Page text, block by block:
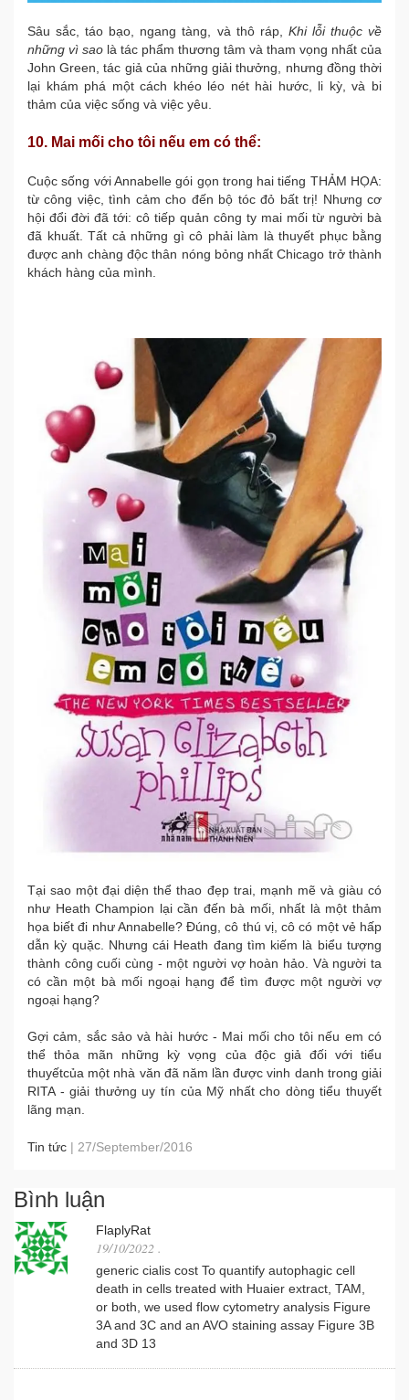
Sâu sắc, táo bạo, ngang tàng, và thô ráp, Khi lỗi thuộc về
những vì sao là tác phẩm thương tâm và tham vọng nhất của
John Green, tác giả của những giải thưởng, nhưng đồng thời
lại khám phá một cách khéo léo nét hài hước, li kỳ, và bi
thảm của việc sống và việc yêu.
10. Mai mối cho tôi nếu em có thể:
Cuộc sống với Annabelle gói gọn trong hai tiếng THẢM HỌA:
từ công việc, tình cảm cho đến bộ tóc đỏ bất trị! Nhưng cơ
hội đổi đời đã tới: cô tiếp quản công ty mai mối từ người bà
đã khuất. Tất cả những gì cô phải làm là thuyết phục bằng
được anh chàng độc thân nóng bỏng nhất Chicago trở thành
khách hàng của mình.
Tại sao một đại diện thể thao đẹp trai, mạnh mẽ và giàu có
như Heath Champion lại cần đến bà mối, nhất là một thảm
họa biết đi như Annabelle? Đúng, cô thú vị, cô có một vẻ hấp
dẫn kỳ quặc. Nhưng cái Heath đang tìm kiếm là biểu tượng
thành công cuối cùng - một người vợ hoàn hảo. Và người ta
có cần một bà mối ngoại hạng để tìm được một người vợ
ngoại hạng?
Gợi cảm, sắc sảo và hài hước - Mai mối cho tôi nếu em có
thể thỏa mãn những kỳ vọng của độc giả đối với tiểu
thuyếtcủa một nhà văn đã năm lần được vinh danh trong giải
RITA - giải thưởng uy tín của Mỹ nhất cho dòng tiểu thuyết
lãng mạn.
Tin tức | 27/September/2016
Bình luận
FlaplyRat
19/10/2022 .
generic cialis cost To quantify autophagic cell
death in cells treated with Huaier extract, TAM,
or both, we used flow cytometry analysis Figure
3A and 3C and an AVO staining assay Figure 3B
and 3D 13